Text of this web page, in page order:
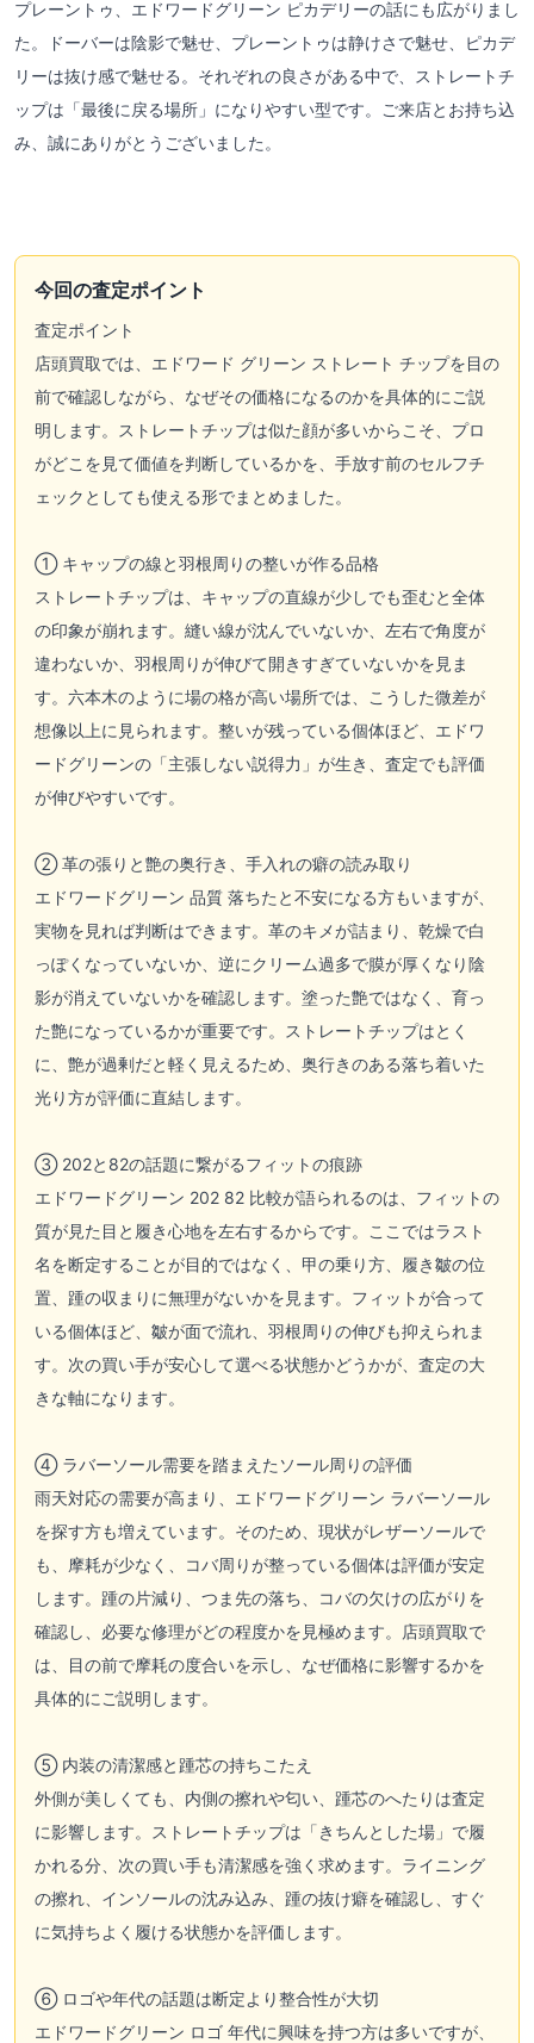
プレーントゥ、エドワードグリーン ピカデリーの話にも広がりまし
た。ドーバーは陰影で魅せ、プレーントゥは静けさで魅せ、ピカデ
リーは抜け感で魅せる。それぞれの良さがある中で、ストレートチ
ップは「最後に戻る場所」になりやすい型です。ご来店とお持ち込
み、誠にありがとうございました。
今回の査定ポイント
査定ポイント
店頭買取では、エドワード グリーン ストレート チップを目の
前で確認しながら、なぜその価格になるのかを具体的にご説
明します。ストレートチップは似た顔が多いからこそ、プロ
がどこを見て価値を判断しているかを、手放す前のセルフチ
ェックとしても使える形でまとめました。
① キャップの線と羽根周りの整いが作る品格
ストレートチップは、キャップの直線が少しでも歪むと全体
の印象が崩れます。縫い線が沈んでいないか、左右で角度が
違わないか、羽根周りが伸びて開きすぎていないかを見ま
す。六本木のように場の格が高い場所では、こうした微差が
想像以上に見られます。整いが残っている個体ほど、エドワ
ードグリーンの「主張しない説得力」が生き、査定でも評価
が伸びやすいです。
② 革の張りと艶の奥行き、手入れの癖の読み取り
エドワードグリーン 品質 落ちたと不安になる方もいますが、
実物を見れば判断はできます。革のキメが詰まり、乾燥で白
っぽくなっていないか、逆にクリーム過多で膜が厚くなり陰
影が消えていないかを確認します。塗った艶ではなく、育っ
た艶になっているかが重要です。ストレートチップはとく
に、艶が過剰だと軽く見えるため、奥行きのある落ち着いた
光り方が評価に直結します。
③ 202と82の話題に繋がるフィットの痕跡
エドワードグリーン 202 82 比較が語られるのは、フィットの
質が見た目と履き心地を左右するからです。ここではラスト
名を断定することが目的ではなく、甲の乗り方、履き皺の位
置、踵の収まりに無理がないかを見ます。フィットが合って
いる個体ほど、皺が面で流れ、羽根周りの伸びも抑えられま
す。次の買い手が安心して選べる状態かどうかが、査定の大
きな軸になります。
④ ラバーソール需要を踏まえたソール周りの評価
雨天対応の需要が高まり、エドワードグリーン ラバーソール
を探す方も増えています。そのため、現状がレザーソールで
も、摩耗が少なく、コバ周りが整っている個体は評価が安定
します。踵の片減り、つま先の落ち、コバの欠けの広がりを
確認し、必要な修理がどの程度かを見極めます。店頭買取で
は、目の前で摩耗の度合いを示し、なぜ価格に影響するかを
具体的にご説明します。
⑤ 内装の清潔感と踵芯の持ちこたえ
外側が美しくても、内側の擦れや匂い、踵芯のへたりは査定
に影響します。ストレートチップは「きちんとした場」で履
かれる分、次の買い手も清潔感を強く求めます。ライニング
の擦れ、インソールの沈み込み、踵の抜け癖を確認し、すぐ
に気持ちよく履ける状態かを評価します。
⑥ ロゴや年代の話題は断定より整合性が大切
エドワードグリーン ロゴ 年代に興味を持つ方は多いですが、